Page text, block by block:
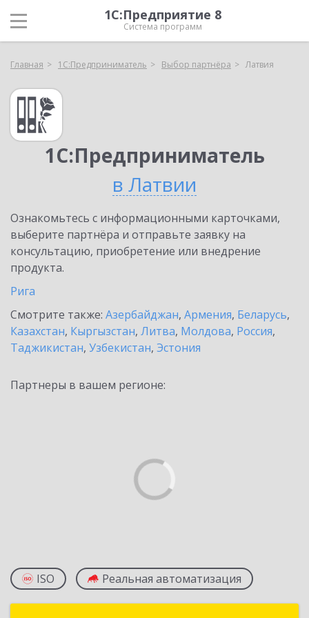
1С:Предприятие 8
Система программ
Главная 1С:Предприниматель Выбор партнёра Латвия
1С:Предприниматель
в Латвии
Ознакомьтесь с информационными карточками,
выберите партнёра и отправьте заявку на
консультацию, приобретение или внедрение
продукта.
Рига
Смотрите также: Азербайджан, Армения, Беларусь,
Казахстан, Кыргызстан, Литва, Молдова, Россия,
Таджикистан, Узбекистан, Эстония
Партнеры в вашем регионе:
ISO Реальная автоматизация